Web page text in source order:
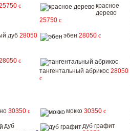
c
красное
дерево
25750 c
дуб 28050
эбен 28050 c
c
тангентальный абрикос 28050
c
30350 c мокко 30350 c
дуб
дуб графит